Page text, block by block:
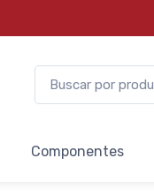
Componentes